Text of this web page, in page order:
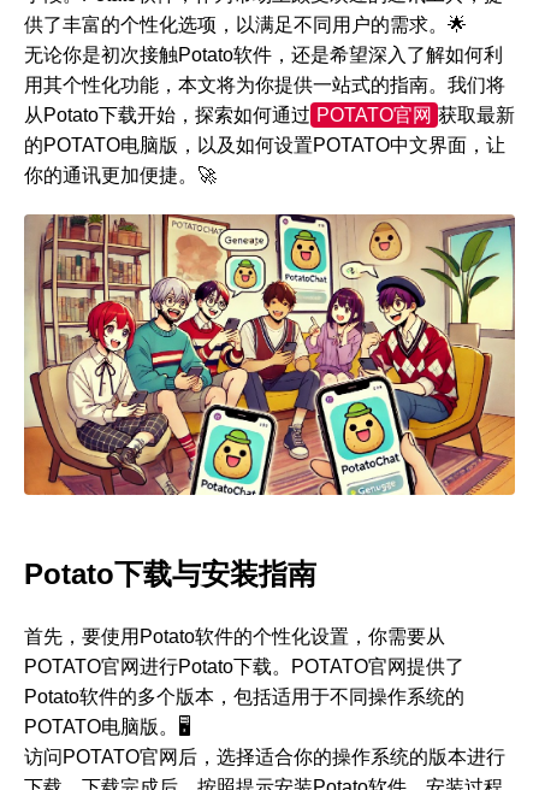
供了丰富的个性化选项，以满足不同用户的需求。🌟
无论你是初次接触Potato软件，还是希望深入了解如何利
用其个性化功能，本文将为你提供一站式的指南。我们将
从Potato下载开始，探索如何通过 POTATO官网 获取最新
的POTATO电脑版，以及如何设置POTATO中文界面，让
你的通讯更加便捷。🚀
Potato下载与安装指南
首先，要使用Potato软件的个性化设置，你需要从
POTATO官网进行Potato下载。POTATO官网提供了
Potato软件的多个版本，包括适用于不同操作系统的
POTATO电脑版。🖥️
访问POTATO官网后，选择适合你的操作系统的版本进行